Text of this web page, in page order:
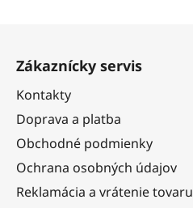
Zákaznícky servis
Kontakty
Doprava a platba
Obchodné podmienky
Ochrana osobných údajov
Reklamácia a vrátenie tovaru